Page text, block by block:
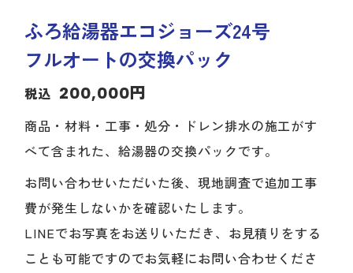
ふろ給湯器エコジョーズ24号
フルオートの交換パック
税込 200,000円
商品・材料・工事・処分・ドレン排水の施工がす
べて含まれた、給湯器の交換パックです。
お問い合わせいただいた後、現地調査で追加工事
費が発生しないかを確認いたします。
LINEでお写真をお送りいただき、お見積りをする
ことも可能ですのでお気軽にお問い合わせくださ